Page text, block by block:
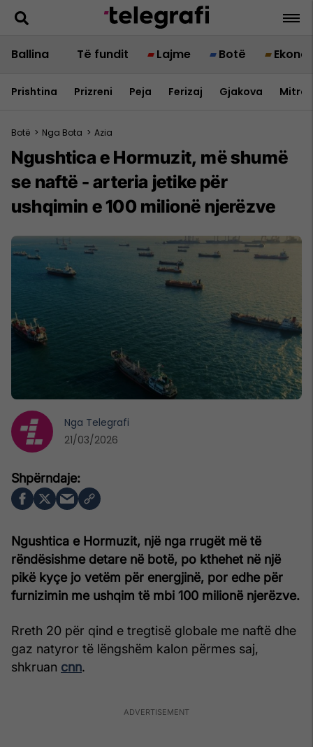
Ballina Të fundit Lajme Botë
Prishtina Prizreni Peja Ferizaj Gjakova
Botë > Nga Bota > Azia
Ngushtica e Hormuzit, më shumë
se naftë - arteria jetike për
ushqimin e 100 milionë njerëzve
Ngushtica e Hormuzit, një nga rrugët më të
rëndësishme detare në botë, po kthehet në një
pikë kyçe jo vetëm për energjinë, por edhe për
furnizimin me ushqim të mbi 100 milionë njerëzve.
Rreth 20 për qind e tregtisë globale me naftë dhe
gaz natyror të lëngshëm kalon përmes saj,
shkruan cnn.
Nga Telegrafi
21/03/2026